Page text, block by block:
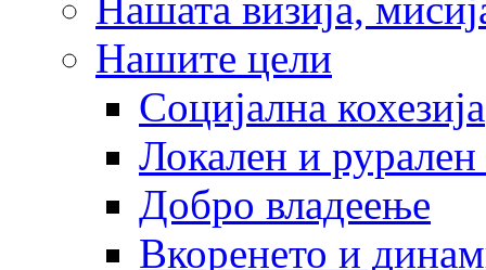
Нашите цели
Социјална кохезија
Локален и рурален
Добро владеење
Вкоренето и